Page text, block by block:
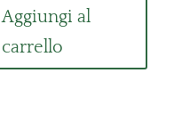
Aggiungi al
carrello